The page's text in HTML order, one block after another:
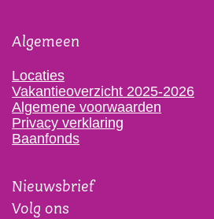
Algemeen
Locaties
Vakantieoverzicht 2025-2026
Algemene voorwaarden
Privacy verklaring
Baanfonds
Nieuwsbrief
Volg ons